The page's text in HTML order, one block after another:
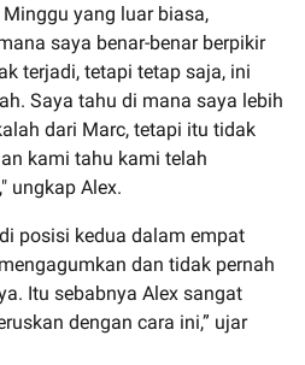
yang luar biasa,
saya benar-benar berpikir
terjadi, tetapi tetap saja, ini
Saya tahu di mana saya lebih
dari Marc, tetapi itu tidak
kami tahu kami telah
ungkap Alex.
posisi kedua dalam empat
dan tidak pernah
Itu sebabnya Alex sangat
dengan cara ini,” ujar